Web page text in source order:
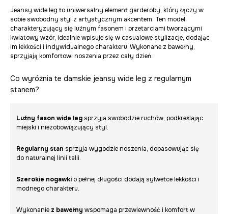
Jeansy wide leg to uniwersalny element garderoby, który łączy w
sobie swobodny styl z artystycznym akcentem. Ten model,
charakteryzujący się luźnym fasonem i przetarciami tworzącymi
kwiatowy wzór, idealnie wpisuje się w casualowe stylizacje, dodając
im lekkości i indywidualnego charakteru. Wykonane z bawełny,
sprzyjają komfortowi noszenia przez cały dzień.
Co wyróżnia te damskie jeansy wide leg z regularnym
stanem?
Luźny fason wide leg sprzyja swobodzie ruchów, podkreślając
miejski i niezobowiązujący styl.
Regularny stan sprzyja wygodzie noszenia, dopasowując się
do naturalnej linii talii.
Szerokie nogawki o pełnej długości dodają sylwetce lekkości i
modnego charakteru.
Wykonanie z bawełny wspomaga przewiewność i komfort w